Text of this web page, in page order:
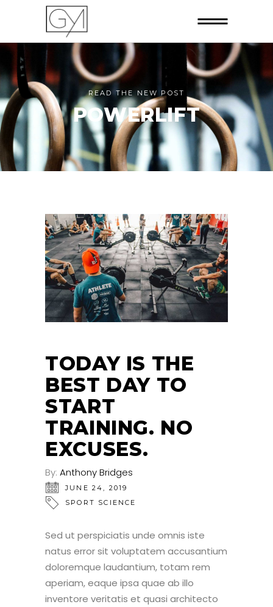
READ THE NEW POST
POWERLIFT
TODAY IS THE
BEST DAY TO
START
TRAINING. NO
EXCUSES.
By: Anthony Bridges
JUNE 24, 2019
SPORT SCIENCE
Sed ut perspiciatis unde omnis iste
natus error sit voluptatem accusantium
doloremque laudantium, totam rem
aperiam, eaque ipsa quae ab illo
inventore veritatis et quasi architecto